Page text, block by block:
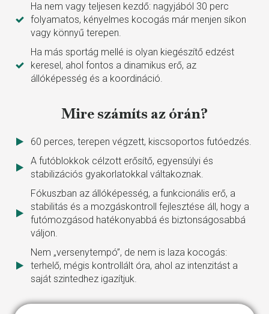
Ha nem vagy teljesen kezdő: nagyjából 30 perc
folyamatos, kényelmes kocogás már menjen síkon
vagy könnyű terepen.
Ha más sportág mellé is olyan kiegészítő edzést
keresel, ahol fontos a dinamikus erő, az
állóképesség és a koordináció.
Mire számíts az órán?
60 perces, terepen végzett, kiscsoportos futóedzés.
A futóblokkok célzott erősítő, egyensúlyi és
stabilizációs gyakorlatokkal váltakoznak.
Fókuszban az állóképesség, a funkcionális erő, a
stabilitás és a mozgáskontroll fejlesztése áll, hogy a
futómozgásod hatékonyabbá és biztonságosabbá
váljon.
Nem „versenytempó”, de nem is laza kocogás:
terhelő, mégis kontrollált óra, ahol az intenzitást a
saját szintedhez igazítjuk.